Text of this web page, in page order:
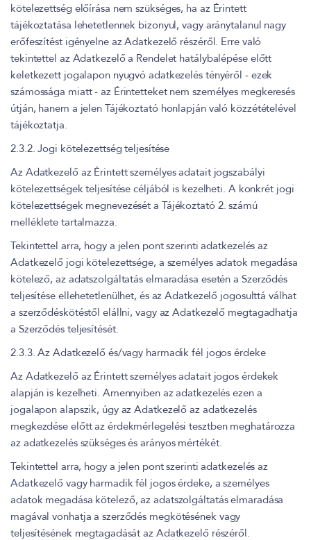
kötelezettség előírása nem szükséges, ha az Érintett
tájékoztatása lehetetlennek bizonyul, vagy aránytalanul nagy
erőfeszítést igényelne az Adatkezelő részéről. Erre való
tekintettel az Adatkezelő a Rendelet hatálybalépése előtt
keletkezett jogalapon nyugvó adatkezelés tényéről - ezek
számossága miatt - az Érintetteket nem személyes megkeresés
útján, hanem a jelen Tájékoztató honlapján való közzétételével
tájékoztatja.
2.3.2. Jogi kötelezettség teljesítése
Az Adatkezelő az Érintett személyes adatait jogszabályi
kötelezettségek teljesítése céljából is kezelheti. A konkrét jogi
kötelezettségek megnevezését a Tájékoztató 2. számú
melléklete tartalmazza.
Tekintettel arra, hogy a jelen pont szerinti adatkezelés az
Adatkezelő jogi kötelezettsége, a személyes adatok megadása
kötelező, az adatszolgáltatás elmaradása esetén a Szerződés
teljesítése ellehetetlenülhet, és az Adatkezelő jogosulttá válhat
a szerződéskötéstől elállni, vagy az Adatkezelő megtagadhatja
a Szerződés teljesítését.
2.3.3. Az Adatkezelő és/vagy harmadik fél jogos érdeke
Az Adatkezelő az Érintett személyes adatait jogos érdekek
alapján is kezelheti. Amennyiben az adatkezelés ezen a
jogalapon alapszik, úgy az Adatkezelő az adatkezelés
megkezdése előtt az érdekmérlegelési tesztben meghatározza
az adatkezelés szükséges és arányos mértékét.
Tekintettel arra, hogy a jelen pont szerinti adatkezelés az
Adatkezelő vagy harmadik fél jogos érdeke, a személyes
adatok megadása kötelező, az adatszolgáltatás elmaradása
magával vonhatja a szerződés megkötésének vagy
teljesítésének megtagadását az Adatkezelő részéről.